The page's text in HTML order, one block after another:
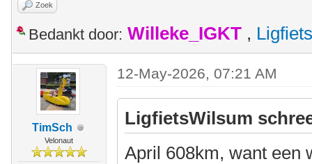
Zoek
Bedankt door: Willeke_IGKT ,
TimSch
Velonaut
12-May-2026, 07:21 AM
LigfietsWilsum
April 608km, want een